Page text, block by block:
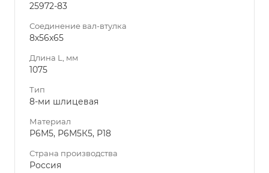
25972-83
Соединение вал-втулка
8х56х65
Длина L, мм
1075
Тип
8-ми шлицевая
Материал
Р6М5, Р6М5К5, Р18
Страна производства
Россия